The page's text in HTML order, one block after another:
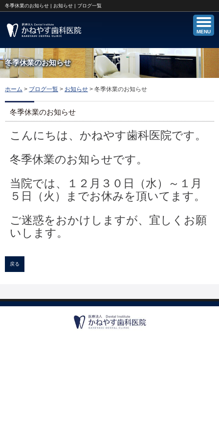
冬季休業のお知らせ | お知らせ | ブログ一覧
MENU
冬季休業のお知らせ
ホーム > ブログ一覧 > お知らせ > 冬季休業のお知らせ
冬季休業のお知らせ
こんにちは、かねやす歯科医院です。
冬季休業のお知らせです。
当院では、１２月３０日（水）～１月
５日（火）までお休みを頂いてます。
ご迷惑をおかけしますが、宜しくお願
いします。
戻る